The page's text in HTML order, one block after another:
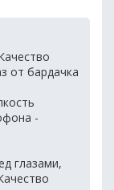
от бардачка
-
глазами,